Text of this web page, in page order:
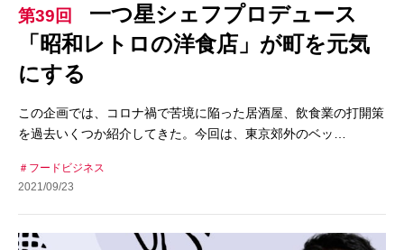
第39回
一つ星シェフプロデュース
「昭和レトロの洋食店」が町を元気
にする
この企画では、コロナ禍で苦境に陥った居酒屋、飲食業の打開策
を過去いくつか紹介してきた。今回は、東京郊外のベッ…
フードビジネス
2021/09/23